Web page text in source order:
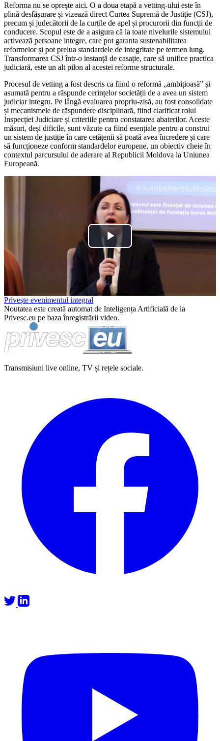
Reforma nu se oprește aici. O a doua etapă a vetting-ului este în
plină desfășurare și vizează direct Curtea Supremă de Justiție (CSJ),
precum și judecătorii de la curțile de apel și procurorii din funcții de
conducere. Scopul este de a asigura că la toate nivelurile sistemului
activează persoane integre, care pot garanta sustenabilitatea
reformelor și pot prelua standardele de integritate pe termen lung.
Transformarea CSJ într-o instanță de casație, care să unifice practica
judiciară, este un alt pilon al acestei reforme structurale.
Procesul de vetting a fost descris ca fiind o reformă „ambițioasă” și
asumată pentru a răspunde cerințelor societății de a avea un sistem
judiciar integru. Pe lângă evaluarea propriu-zisă, au fost consolidate
și mecanismele de răspundere disciplinară, fiind clarificat rolul
Inspecției Judiciare și criteriile pentru constatarea abaterilor. Aceste
măsuri, deși dificile, sunt văzute ca fiind esențiale pentru a construi
un sistem de justiție în care cetățenii să poată avea încredere și care
să funcționeze conform standardelor europene, un obiectiv cheie în
contextul parcursului de aderare al Republicii Moldova la Uniunea
Europeană.
Play
Video
Privește evenimentul integral
Noutatea este creată automat de Inteligența Artificială de la
Privesc.eu pe baza înregistrării video.
Transmisiuni live online, TV și rețele sociale.